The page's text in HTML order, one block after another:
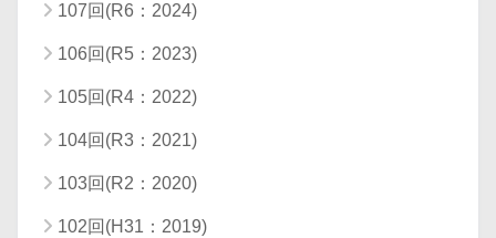
107回(R6：2024)
106回(R5：2023)
105回(R4：2022)
104回(R3：2021)
103回(R2：2020)
102回(H31：2019)